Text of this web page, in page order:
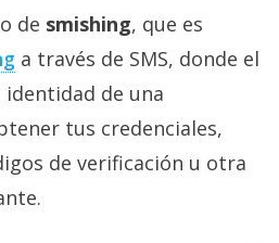
de smishing, que es
a través de SMS, donde el
de una
tus credenciales,
de verificación u otra